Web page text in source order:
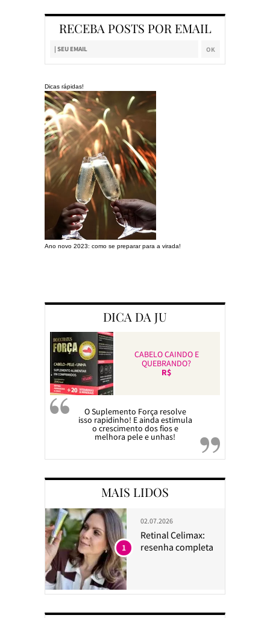
RECEBA POSTS POR EMAIL
Dicas rápidas!
Ano novo 2023: como se preparar para a virada!
DICA DA JU
CABELO CAINDO E
QUEBRANDO?
R$
O Suplemento Força resolve
isso rapidinho! E ainda estimula
o crescimento dos fios e
melhora pele e unhas!
MAIS LIDOS
02.07.2026
Retinal Celimax:
resenha completa
1